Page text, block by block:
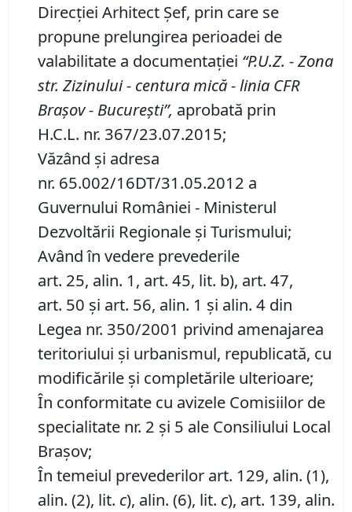
Direcției Arhitect Șef, prin care se
propune prelungirea perioadei de
valabilitate a documentaţiei “P.U.Z. -Zona
str. Zizinului - centura mică -linia CFR
Braşov- Bucureşti”, aprobată prin
H.C.L. nr. 367/23.07.2015;
Văzând şi adresa
nr. 65.002/16DT/31.05.2012 a
Guvernului României - Ministerul
Dezvoltării Regionale şi Turismului;
Având în vedere prevederile
art. 25, alin. 1, art. 45, lit. b), art. 47,
art. 50 şi art. 56, alin. 1 şi alin. 4 din
Legea nr. 350/2001 privind amenajarea
teritoriului şi urbanismul, republicată, cu
modificările și completările ulterioare;
În conformitate cu avizele Comisiilor de
specialitate nr. 2 și 5 ale Consiliului Local
Brașov;
În temeiul prevederilor art. 129, alin. (1),
alin. (2), lit. c), alin. (6), lit. c), art. 139, alin.